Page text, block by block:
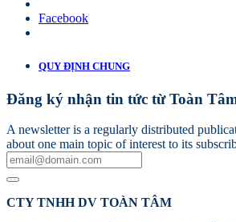
Facebook
QUY ĐỊNH CHUNG
Đăng ký nhận tin tức từ Toàn
A newsletter is a regularly distributed
about one main topic of interest to its
CTY TNHH DV TOÀN TÂM